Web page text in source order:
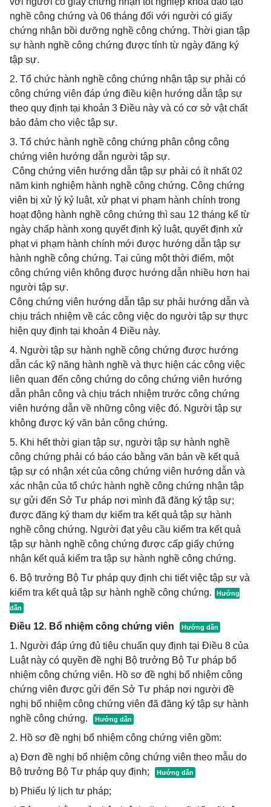
nghề công chứng và 06 tháng đối với người có giấy
chứng nhận bồi dưỡng nghề công chứng. Thời gian tập
sự hành nghề công chứng được tính từ ngày đăng ký
tập sự.
2. Tổ chức hành nghề công chứng nhận tập sự phải có
công chứng viên đáp ứng điều kiện hướng dẫn tập sự
theo quy định tại khoản 3 Điều này và có cơ sở vật chất
bảo đảm cho việc tập sự.
3. Tổ chức hành nghề công chứng phân công công
chứng viên hướng dẫn người tập sự.
Công chứng viên hướng dẫn tập sự phải có ít nhất 02
năm kinh nghiệm hành nghề công chứng. Công chứng
viên bị xử lý kỷ luật, xử phạt vi phạm hành chính trong
hoạt động hành nghề công chứng thì sau 12 tháng kể từ
ngày chấp hành xong quyết định kỷ luật, quyết định xử
phạt vi phạm hành chính mới được hướng dẫn tập sự
hành nghề công chứng. Tại cùng một thời điểm, một
công chứng viên không được hướng dẫn nhiều hơn hai
người tập sự.
Công chứng viên hướng dẫn tập sự phải hướng dẫn và
chịu trách nhiệm về các công việc do người tập sự thực
hiện quy định tại khoản 4 Điều này.
4. Người tập sự hành nghề công chứng được hướng
dẫn các kỹ năng hành nghề và thực hiện các công việc
liên quan đến công chứng do công chứng viên hướng
dẫn phân công và chịu trách nhiệm trước công chứng
viên hướng dẫn về những công việc đó. Người tập sự
không được ký văn bản công chứng.
5. Khi hết thời gian tập sự, người tập sự hành nghề
công chứng phải có báo cáo bằng văn bản về kết quả
tập sự có nhận xét của công chứng viên hướng dẫn và
xác nhận của tổ chức hành nghề công chứng nhận tập
sự gửi đến Sở Tư pháp nơi mình đã đăng ký tập sự;
được đăng ký tham dự kiểm tra kết quả tập sự hành
nghề công chứng. Người đạt yêu cầu kiểm tra kết quả
tập sự hành nghề công chứng được cấp giấy chứng
nhận kết quả kiểm tra tập sự hành nghề công chứng.
6. Bộ trưởng Bộ Tư pháp quy định chi tiết việc tập sự và
kiểm tra kết quả tập sự hành nghề công chứng.
Điều 12. Bổ nhiệm công chứng viên
1. Người đáp ứng đủ tiêu chuẩn quy định tại Điều 8 của
Luật này có quyền đề nghị Bộ trưởng Bộ Tư pháp bổ
nhiệm công chứng viên. Hồ sơ đề nghị bổ nhiệm công
chứng viên được gửi đến Sở Tư pháp nơi người đề
nghị bổ nhiệm công chứng viên đã đăng ký tập sự hành
nghề công chứng.
2. Hồ sơ đề nghị bổ nhiệm công chứng viên gồm:
a) Đơn đề nghị bổ nhiệm công chứng viên theo mẫu do
Bộ trưởng Bộ Tư pháp quy định;
b) Phiếu lý lịch tư pháp;